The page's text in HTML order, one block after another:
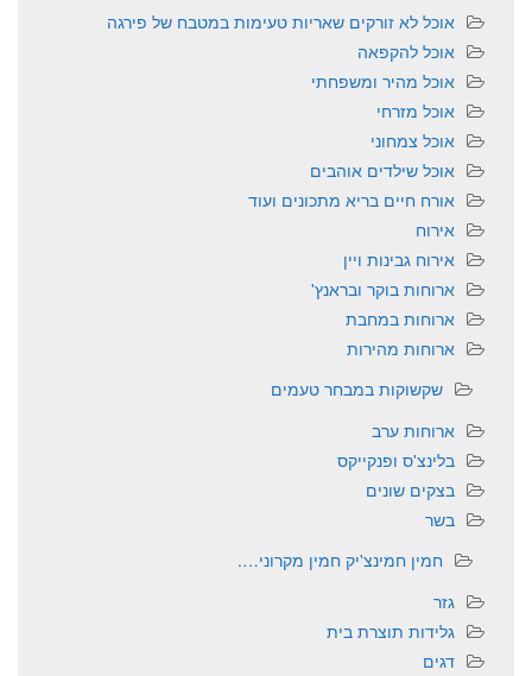
אוכל לא זורקים שאריות טעימות במטבח של פירגה
אוכל להקפאה
אוכל מהיר ומשפחתי
אוכל מזרחי
אוכל צמחוני
אוכל שילדים אוהבים
אורח חיים בריא מתכונים ועוד
אירוח
אירוח גבינות ויין
ארוחות בוקר ובראנץ'
ארוחות במחבת
ארוחות מהירות
שקשוקות במבחר טעמים
ארוחות ערב
בלינצ'ס ופנקייקס
בצקים שונים
בשר
חמין חמינצ'יק חמין מקרוני….
גזר
גלידות תוצרת בית
דגים